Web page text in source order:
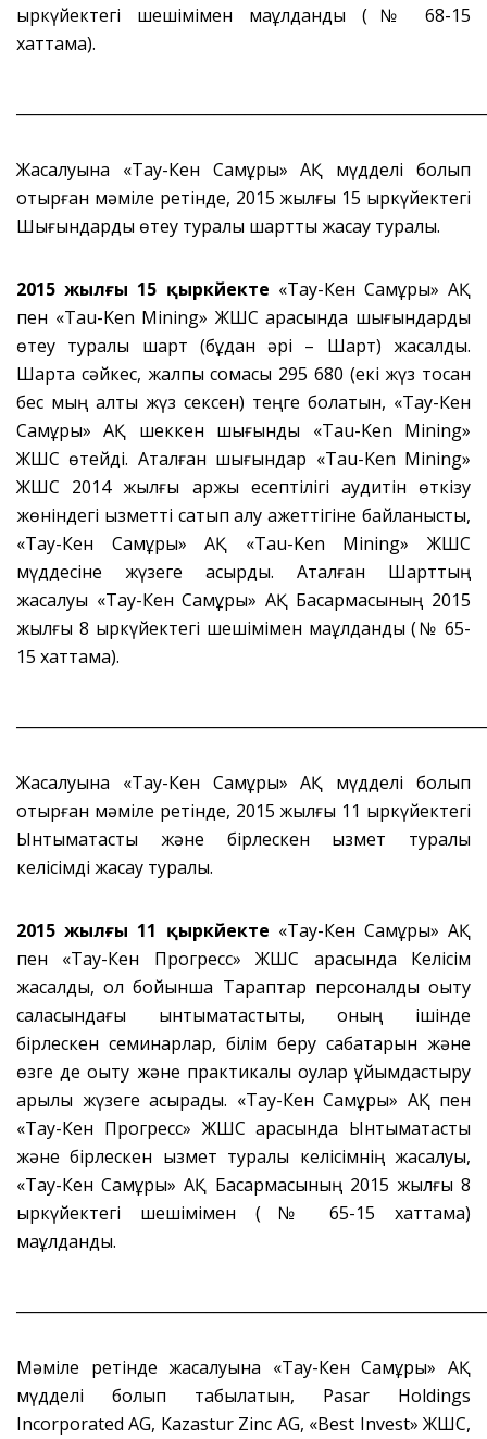
қыркүйектегі шешімімен мақұлданды (№ 68-15
хаттама).
Жасалуына «Тау-Кен Самұрық» АҚ мүдделі болып
отырған мәміле ретінде, 2015 жылғы 15 қыркүйектегі
Шығындарды өтеу туралы шартты жасау туралы.
2015 жылғы 15 қыркүйекте «Тау-Кен Самұрық» АҚ
пен «Tau-Ken Mining» ЖШС арасында шығындарды
өтеу туралы шарт (бұдан әрі – Шарт) жасалды.
Шартқа сәйкес, жалпы сомасы 295 680 (екі жүз тоқсан
бес мың алты жүз сексен) теңге болатын, «Тау-Кен
Самұрық» АҚ шеккен шығынды «Tau-Ken Mining»
ЖШС өтейді. Аталған шығындар «Tau-Ken Mining»
ЖШС 2014 жылғы қаржы есептілігі аудитін өткізу
жөніндегі қызметті сатып алу қажеттігіне байланысты,
«Тау-Кен Самұрық» АҚ «Tau-Ken Mining» ЖШС
мүддесіне жүзеге асырды. Аталған Шарттың
жасалуы «Тау-Кен Самұрық» АҚ Басқармасының 2015
жылғы 8 қыркүйектегі шешімімен мақұлданды (№ 65-
15 хаттама).
Жасалуына «Тау-Кен Самұрық» АҚ мүдделі болып
отырған мәміле ретінде, 2015 жылғы 11 қыркүйектегі
Ынтымақтастық және бірлескен қызмет туралы
келісімді жасау туралы.
2015 жылғы 11 қыркүйекте «Тау-Кен Самұрық» АҚ
пен «Тау-Кен Прогресс» ЖШС арасында Келісім
жасалды, ол бойынша Тараптар персоналды оқыту
саласындағы ынтымақтастықты, оның ішінде
бірлескен семинарлар, білім беру сабақтарын және
өзге де оқыту және практикалық оқулар ұйымдастыру
арқылы жүзеге асырады. «Тау-Кен Самұрық» АҚ пен
«Тау-Кен Прогресс» ЖШС арасында Ынтымақтастық
және бірлескен қызмет туралы келісімнің жасалуы,
«Тау-Кен Самұрық» АҚ Басқармасының 2015 жылғы 8
қыркүйектегі шешімімен (№ 65-15 хаттама)
мақұлданды.
Мәміле ретінде жасалуына «Тау-Кен Самұрық» АҚ
мүдделі болып табылатын, Pasar Holdings
Incorporated AG, Kazastur Zinc AG, «Best Invest» ЖШС,